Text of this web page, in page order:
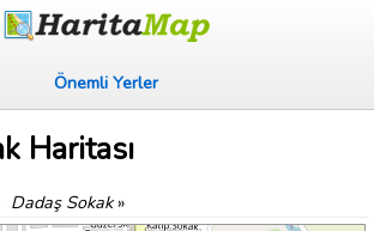
Önemli Yerler
Haritası
Dadaş Sokak»